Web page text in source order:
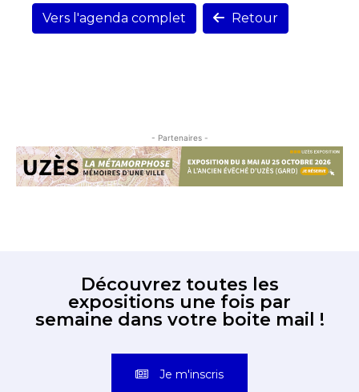
Vers l'agenda complet Retour
- Partenaires -
Découvrez toutes les
expositions une fois par
semaine dans votre boite mail !
Je m'inscris